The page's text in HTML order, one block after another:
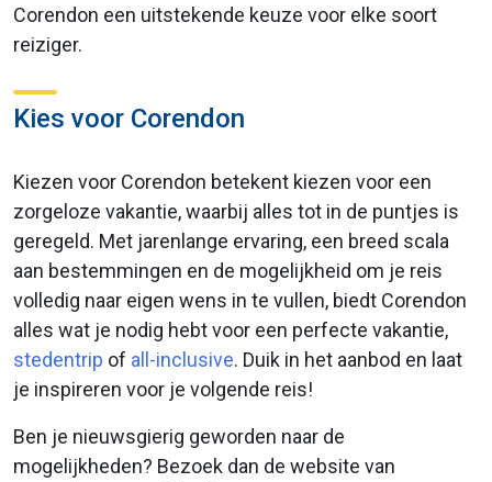
Corendon een uitstekende keuze voor elke soort
reiziger.
Kies voor Corendon
Kiezen voor Corendon betekent kiezen voor een
zorgeloze vakantie, waarbij alles tot in de puntjes is
geregeld. Met jarenlange ervaring, een breed scala
aan bestemmingen en de mogelijkheid om je reis
volledig naar eigen wens in te vullen, biedt Corendon
alles wat je nodig hebt voor een perfecte vakantie,
stedentrip of all-inclusive. Duik in het aanbod en laat
je inspireren voor je volgende reis!
Ben je nieuwsgierig geworden naar de
mogelijkheden? Bezoek dan de website van